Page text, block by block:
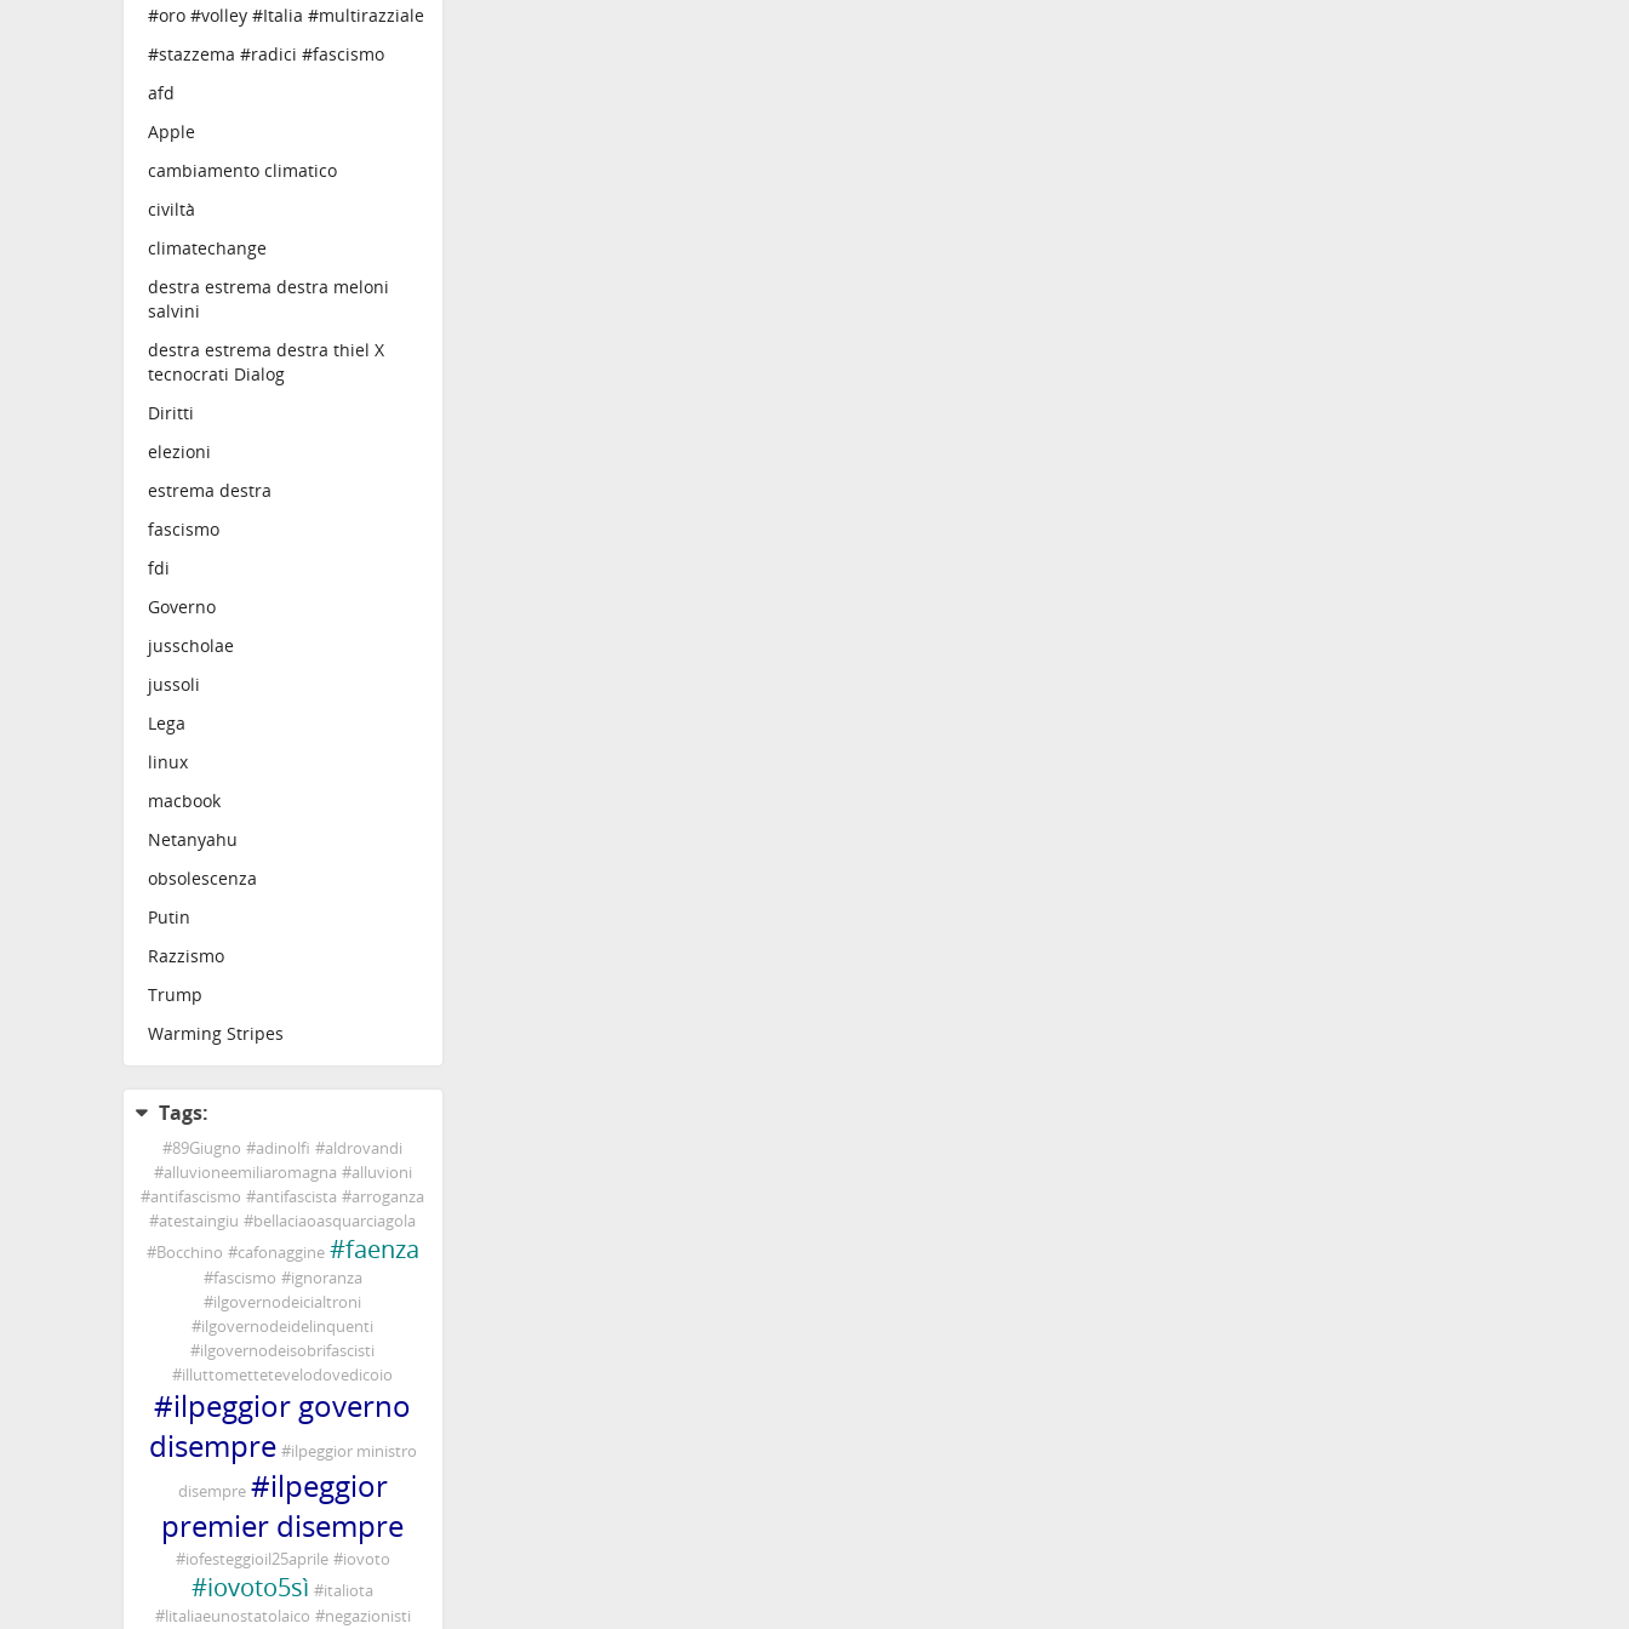
#oro #volley #Italia #multirazziale
#stazzema #radici #fascismo
afd
Apple
cambiamento climatico
civiltà
climatechange
destra estrema destra meloni
salvini
destra estrema destra thiel X
tecnocrati Dialog
Diritti
elezioni
estrema destra
fascismo
fdi
Governo
jusscholae
jussoli
Lega
linux
macbook
Netanyahu
obsolescenza
Putin
Razzismo
Trump
Warming Stripes
Tags:
#89Giugno #adinolfi #aldrovandi
#alluvioneemiliaromagna #alluvioni
#antifascismo #antifascista #arroganza
#atestaingiu #bellaciaoasquarciagola
#Bocchino #cafonaggine #faenza
#fascismo #ignoranza
#ilgovernodeicialtroni
#ilgovernodeidelinquenti
#ilgovernodeisobrifascisti
#illuttomettetevelodovedicoio
#ilpeggior governo
disempre #ilpeggior ministro
disempre #ilpeggior
premier disempre
#iofesteggioil25aprile #iovoto
#iovoto5sì #italiota
#litaliaeunostatolaico #negazionisti